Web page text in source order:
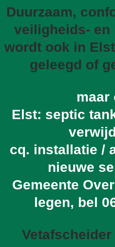
Duurzaam,
veiligheids- en
wordt ook in
geleegd of
maar
Elst: septic
cq. installatie /
nieuwe
Gemeente
legen, bel